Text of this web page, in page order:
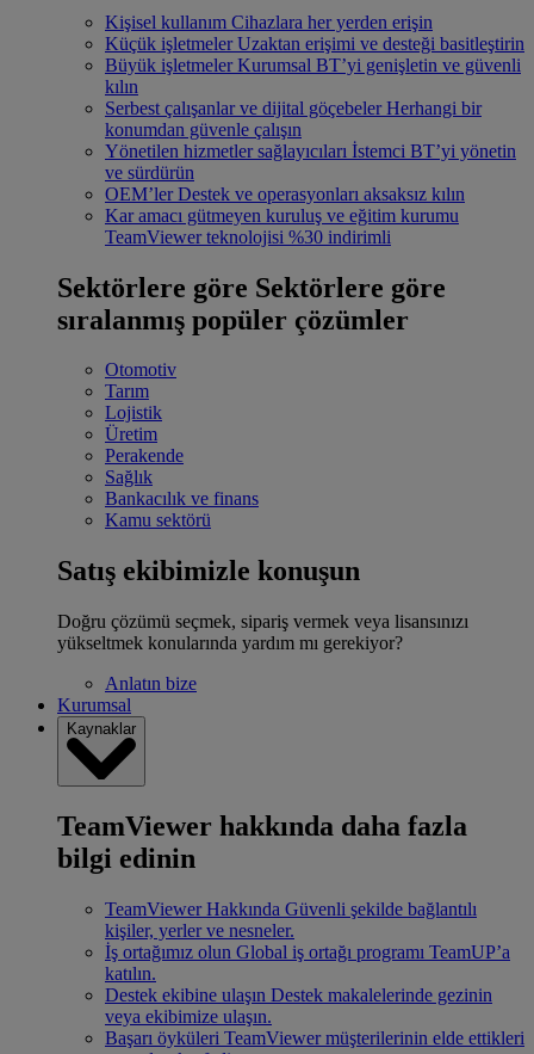
Kişisel kullanım Cihazlara her yerden erişin
Küçük işletmeler Uzaktan erişimi ve desteği basitleştirin
Büyük işletmeler Kurumsal BT’yi genişletin ve güvenli
kılın
Serbest çalışanlar ve dijital göçebeler Herhangi bir
konumdan güvenle çalışın
Yönetilen hizmetler sağlayıcıları İstemci BT’yi yönetin
ve sürdürün
OEM’ler Destek ve operasyonları aksaksız kılın
Kar amacı gütmeyen kuruluş ve eğitim kurumu
TeamViewer teknolojisi %30 indirimli
Sektörlere göre Sektörlere göre
sıralanmış popüler çözümler
Otomotiv
Tarım
Lojistik
Üretim
Perakende
Sağlık
Bankacılık ve finans
Kamu sektörü
Satış ekibimizle konuşun
Doğru çözümü seçmek, sipariş vermek veya lisansınızı
yükseltmek konularında yardım mı gerekiyor?
Anlatın bize
Kurumsal
Kaynaklar
TeamViewer hakkında daha fazla
bilgi edinin
TeamViewer Hakkında Güvenli şekilde bağlantılı
kişiler, yerler ve nesneler.
İş ortağımız olun Global iş ortağı programı TeamUP’a
katılın.
Destek ekibine ulaşın Destek makalelerinde gezinin
veya ekibimize ulaşın.
Başarı öyküleri TeamViewer müşterilerinin elde ettikleri